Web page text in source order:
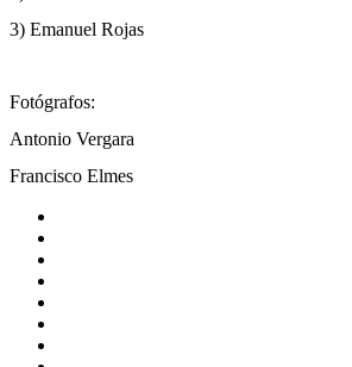
3) Emanuel Rojas
Fotógrafos:
Antonio Vergara
Francisco Elmes